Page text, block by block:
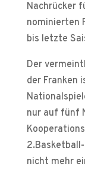
Nachrücker
nominierten
bis letzte
Der
der Franken
nur auf fünf
nicht mehr